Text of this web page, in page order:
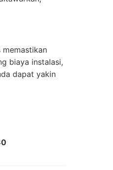
memastikan
biaya instalasi,
dapat yakin